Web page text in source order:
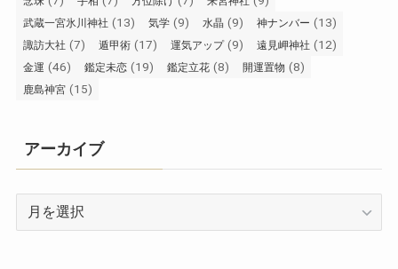
武蔵一宮氷川神社 (13) 気学 (9) 水晶 (9) 神ナンバー (13)
諏訪大社 (7) 遁甲術 (17) 運気アップ(9) 遠見岬神社 (12)
金運 (46) 鑑定未恋 (19) 鑑定立花 (8) 開運置物 (8)
鹿島神宮 (15)
アーカイブ